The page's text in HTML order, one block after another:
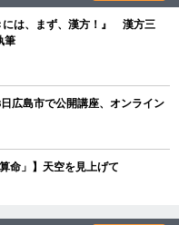
には、まず、漢方！』 漢方三
筆
広島市で公開講座、オンライン
命」】天空を見上げて